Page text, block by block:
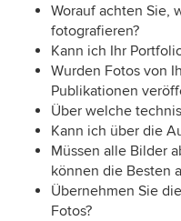
Worauf achten Sie,
fotografieren?
Kann ich Ihr
Wurden Fotos von
Publikationen
Über welche
Kann ich über die
Müssen alle Bilder
können die Besten
Übernehmen Sie
Fotos?